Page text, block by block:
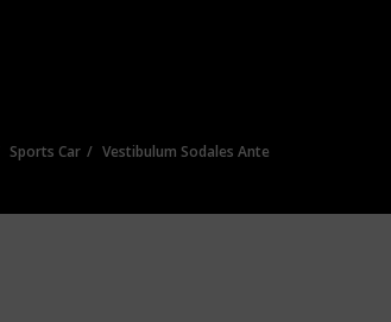
Sports Car Vestibulum Sodales Ante